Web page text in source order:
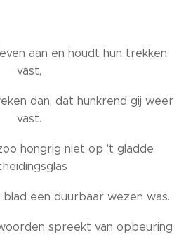
aan en houdt hun trekken
vast,
dan, dat hunkrend gij weer
vast.
hongrig niet op 't gladde
een duurbaar wezen was...
spreekt van opbeuring